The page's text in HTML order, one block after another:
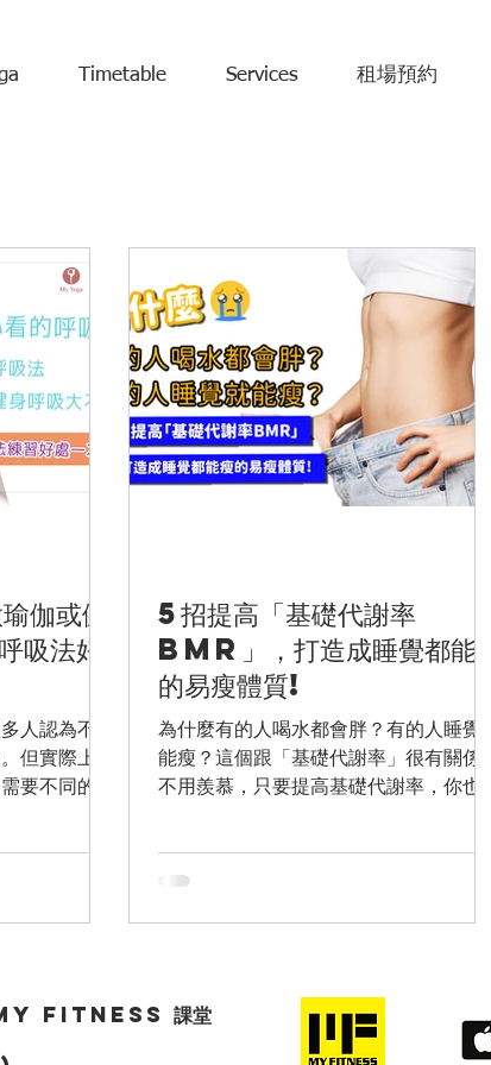
Timetable Services 租場預約
伽或健
吸法好
人認為不外
但實際上，
要不同的呼
呼等等；舉
5招提高「基礎代謝率
BMR」，打造成睡覺都能瘦
的易瘦體質!
為什麼有的人喝水都會胖？有的人睡覺就
能瘦？這個跟「基礎代謝率」很有關係。
不用羨慕，只要提高基礎代謝率，你也可
BMR） 什麼是基礎代謝？就是人在什麼
Fitness 課堂